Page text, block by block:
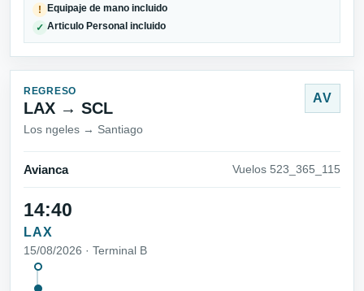
! Equipaje de mano incluido
✓ Articulo Personal incluido
REGRESO
LAX → SCL
Los ngeles → Santiago
AV
Avianca Vuelos 523_365_115
14:40
LAX
15/08/2026 · Terminal B